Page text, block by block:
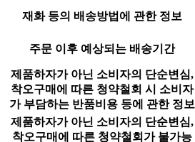
재화 등의 배송방법에 관한 정보
주문 이후 예상되는 배송기간
제품하자가 아닌 소비자의 단순변심,
착오구매에 따른 청약철회 시 소비자
가 부담하는 반품비용 등에 관한 정보
제품하자가 아닌 소비자의 단순변심,
착오구매에 따른 청약철회가 불가능